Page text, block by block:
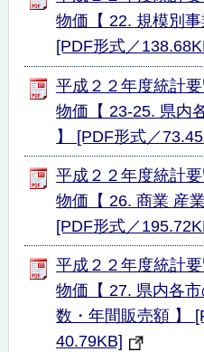
物価【 22. 規模別事
[PDF形式／
平成２２年度統計
物価【 23-25. 県内
】 [PDF形式／
平成２２年度統計
物価【 26. 商業 産
[PDF形式／
平成２２年度統計
物価【 27. 県内各
数・年間販売額 】
40.79KB]